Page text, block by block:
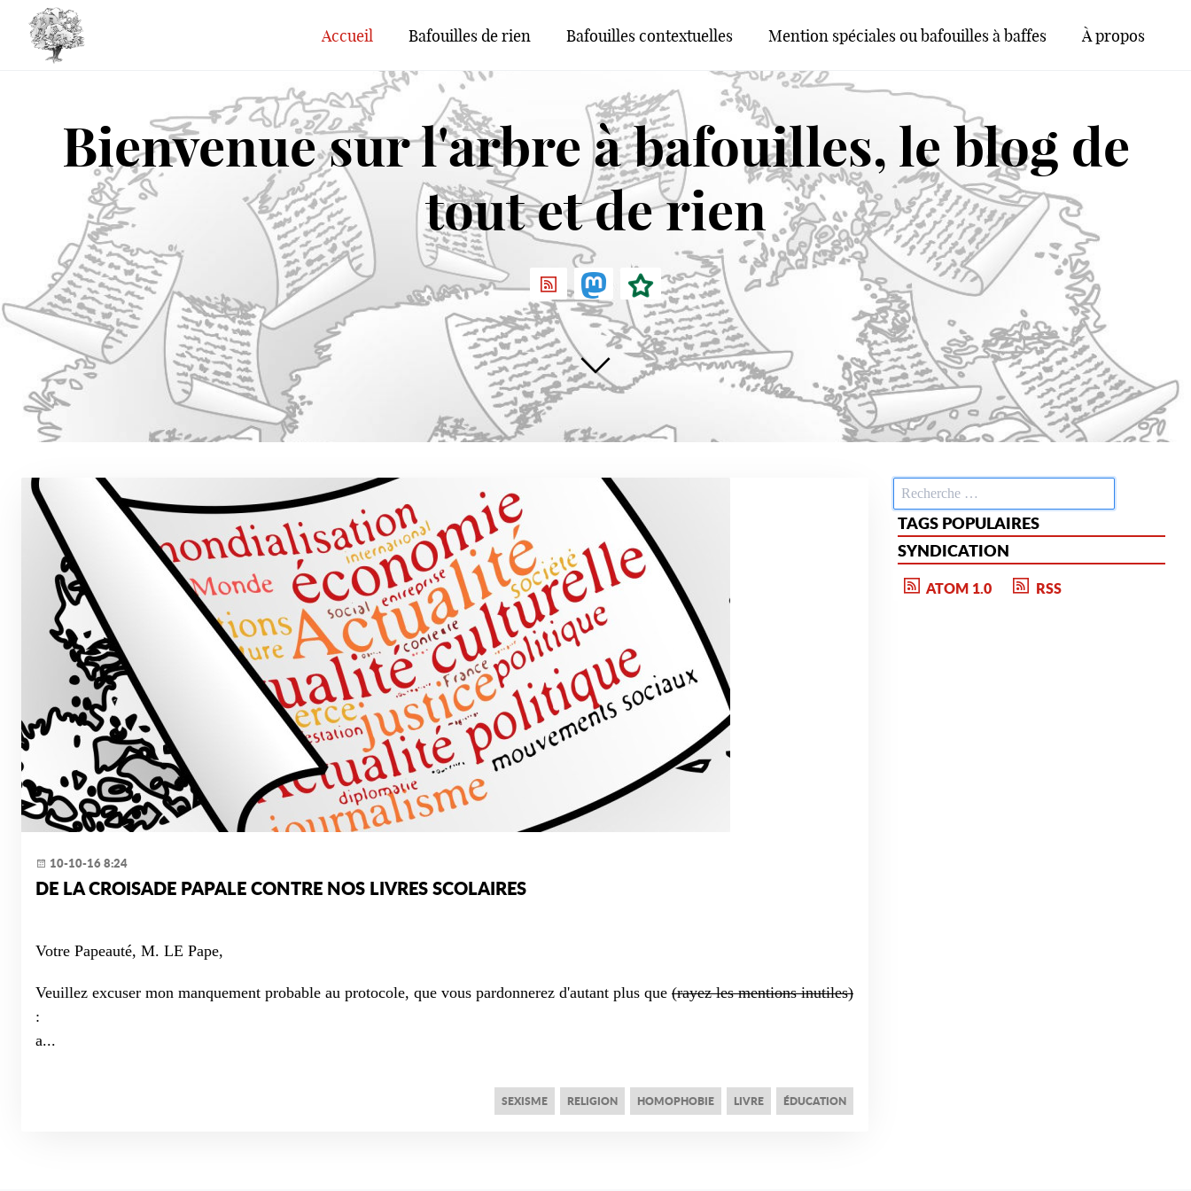
Accueil Bafouilles de rien Bafouilles contextuelles Mention spéciales ou bafouilles à baffes À propos
Bienvenue sur l'arbre à bafouilles, le blog de
tout et de rien
10-10-16 8:24
DE LA CROISADE PAPALE CONTRE NOS LIVRES SCOLAIRES
Votre Papeauté, M. LE Pape,
Veuillez excuser mon manquement probable au protocole, que vous pardonnerez d'autant plus que (rayez les mentions inutiles)
:
a...
SEXISME RELIGION HOMOPHOBIE LIVRE ÉDUCATION
TAGS POPULAIRES
SYNDICATION
ATOM 1.0 RSS